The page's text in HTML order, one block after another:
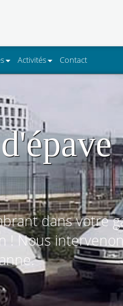
Activités Contact
dans votre
! Nous